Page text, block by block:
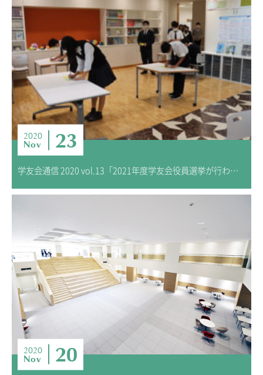
2020
Nov 23
学友会通信 2020 vol.13「2021年度学友会役員選挙が行われました！」
2020
Nov 20